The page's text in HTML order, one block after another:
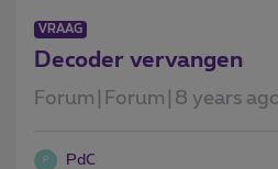
VRAAG
Decoder vervangen
Forum|Forum|8 years
P PdC